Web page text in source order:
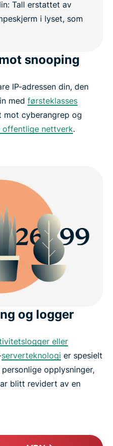
snooping
IP-adressen din, den
med førsteklasses
mot cyberangrep og
offentlige nettverk.
og logger
eller
serverteknologi er spesielt
opplysninger,
blitt revidert av en